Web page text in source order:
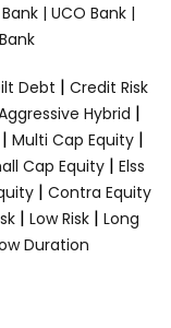
| UCO Bank |
Debt | Credit Risk
Hybrid |
| Multi Cap Equity |
Cap Equity | Elss
| Contra Equity
| Low Risk | Long
Duration